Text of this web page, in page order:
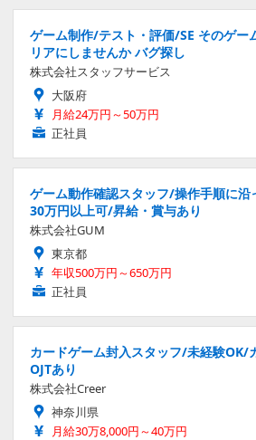
ゲーム制作/テスト・評価/SE そのゲー
リアにしませんか バグ探し
株式会社スタッフサービス
大阪府
月給24万円～50万円
正社員
ゲーム動作確認スタッフ/操作手順に
30万円以上可/昇給・賞与あり
株式会社GUM
東京都
年収500万円～650万円
正社員
カードゲーム封入スタッフ/未経験OK/
OJTあり
株式会社Creer
神奈川県
月給30万8,000円～40万円